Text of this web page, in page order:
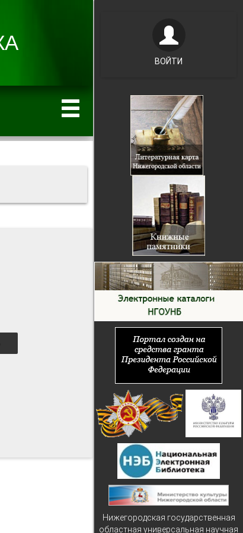
ВОЙТИ
Нижегородская государственная
областная универсальная научная